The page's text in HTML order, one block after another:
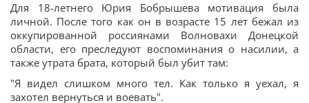
Для 18-летнего Юрия Бобрышева мотивация была
личной. После того как он в возрасте 15 лет бежал из
оккупированной россиянами Волновахи Донецкой
области, его преследуют воспоминания о насилии, а
также утрата брата, который был убит там:
"Я видел слишком много тел. Как только я уехал, я
захотел вернуться и воевать".